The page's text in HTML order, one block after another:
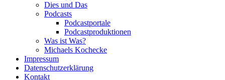
Dies und Das
Podcasts
Podcastportale
Podcastproduktionen
Was ist Was?
Michaels Kochecke
Impressum
Datenschutzerklärung
Kontakt